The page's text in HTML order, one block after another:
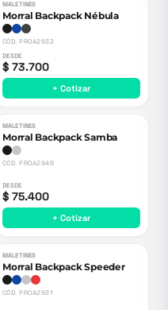
MALETINES
Morral Backpack Nébula
CÓD.PROA2932
DESDE
$ 73.700
+ Cotizar
MALETINES
Morral Backpack Samba
CÓD.PROA2948
DESDE
$ 75.400
+ Cotizar
MALETINES
Morral Backpack Speeder
CÓD.PROA2931